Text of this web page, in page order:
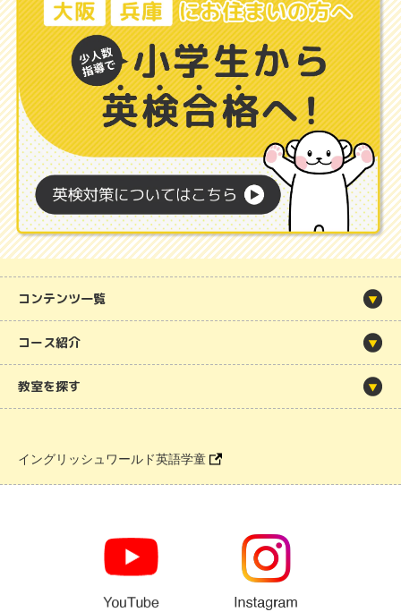
コンテンツ一覧
コース紹介
教室を探す
イングリッシュワールド英語学童